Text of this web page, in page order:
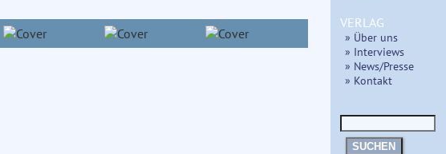
VERLAG
» Über uns
» Interviews
» News/Presse
» Kontakt
SUCHEN